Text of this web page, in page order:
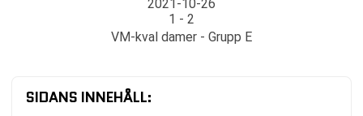
2021-10-26
1 - 2
VM-kval damer - Grupp E
SIDANS INNEHÅLL: